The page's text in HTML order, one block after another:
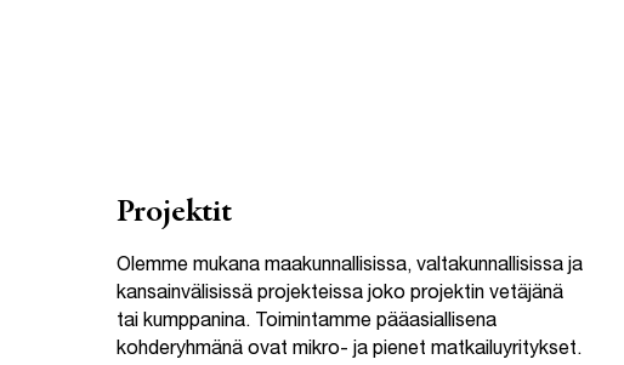
Projektit
Olemme mukana maakunnallisissa, valtakunnallisissa ja
kansainvälisissä projekteissa joko projektin vetäjänä
tai kumppanina. Toimintamme pääasiallisena
kohderyhmänä ovat mikro- ja pienet matkailuyritykset.